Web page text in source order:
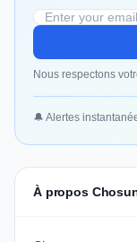
Nous respectons
🔔 Alertes
À propos